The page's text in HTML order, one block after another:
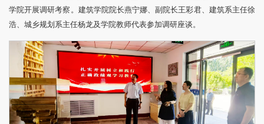
学院开展调研考察。建筑学院院长燕宁娜、副院长王彩君、建筑系主任徐
浩、城乡规划系主任杨龙及学院教师代表参加调研座谈。